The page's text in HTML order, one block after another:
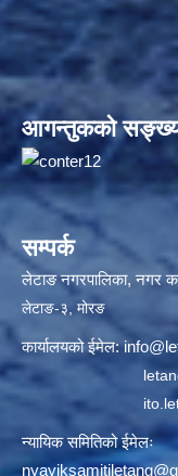
आगन्तुकको
सम्पर्क
लेटाङ नगरपालिका, नगर
लेटाङ-३, मोरङ
कार्यालयको ईमेल:
न्यायिक समितिको ईमेलः